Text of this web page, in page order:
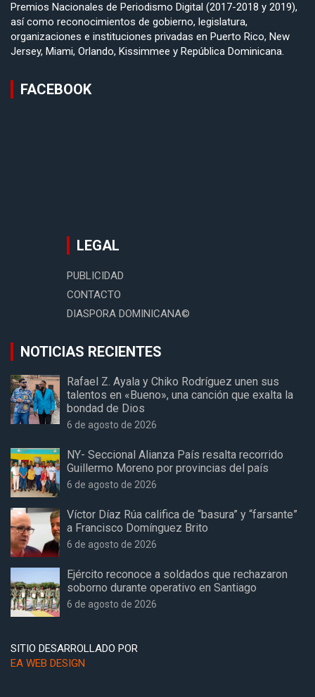
Premios Nacionales de Periodismo Digital (2017-2018 y 2019),
así como reconocimientos de gobierno, legislatura,
organizaciones e instituciones privadas en Puerto Rico, New
Jersey, Miami, Orlando, Kissimmee y República Dominicana.
FACEBOOK
LEGAL
PUBLICIDAD
CONTACTO
DIASPORA DOMINICANA©
NOTICIAS RECIENTES
Rafael Z. Ayala y Chiko Rodríguez unen sus
talentos en «Bueno», una canción que exalta la
bondad de Dios
6 de agosto de 2026
NY- Seccional Alianza País resalta recorrido
Guillermo Moreno por provincias del país
6 de agosto de 2026
Víctor Díaz Rúa califica de “basura” y “farsante”
a Francisco Domínguez Brito
6 de agosto de 2026
Ejército reconoce a soldados que rechazaron
soborno durante operativo en Santiago
6 de agosto de 2026
SITIO DESARROLLADO POR
EA WEB DESIGN